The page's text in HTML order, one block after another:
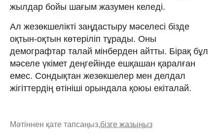
жылдар бойы шағым жазумен келеді.
Ал жезөкшелікті заңдастыру мәселесі бізде
оқтын-оқтын көтеріліп тұрады. Оны
демографтар талай мінберден айтты. Бірақ бұл
мәселе үкімет деңгейінде ешқашан қаралған
емес. Сондықтан жезөкшелер мен делдал
жігіттердің өтініші орындала қоюы екіталай.
Мәтіннен қате тапсаңыз,бізге жазыңыз